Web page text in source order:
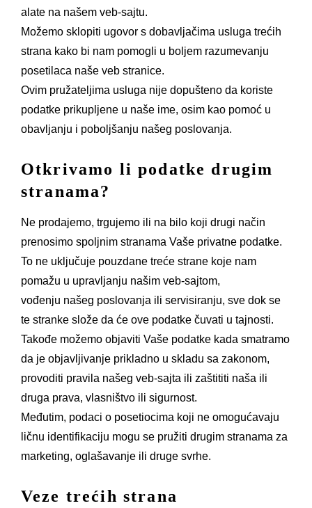
alate na našem veb-sajtu.
Možemo sklopiti ugovor s dobavljačima usluga trećih
strana kako bi nam pomogli u boljem razumevanju
posetilaca naše veb stranice.
Ovim pružateljima usluga nije dopušteno da koriste
podatke prikupljene u naše ime, osim kao pomoć u
obavljanju i poboljšanju našeg poslovanja.
Otkrivamo li podatke drugim
stranama?
Ne prodajemo, trgujemo ili na bilo koji drugi način
prenosimo spoljnim stranama Vaše privatne podatke.
To ne uključuje pouzdane treće strane koje nam
pomažu u upravljanju našim veb-sajtom,
vođenju našeg poslovanja ili servisiranju, sve dok se
te stranke slože da će ove podatke čuvati u tajnosti.
Takođe možemo objaviti Vaše podatke kada smatramo
da je objavljivanje prikladno u skladu sa zakonom,
provoditi pravila našeg veb-sajta ili zaštititi naša ili
druga prava, vlasništvo ili sigurnost.
Međutim, podaci o posetiocima koji ne omogućavaju
ličnu identifikaciju mogu se pružiti drugim stranama za
marketing, oglašavanje ili druge svrhe.
Veze trećih strana